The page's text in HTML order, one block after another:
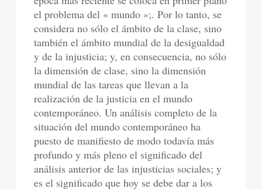
el problema del « mundo »;. Por lo tanto, se
considera no sólo el ámbito de la clase, sino
también el ámbito mundial de la desigualdad
y de la injusticia; y, en consecuencia, no sólo
la dimensión de clase, sino la dimensión
mundial de las tareas que llevan a la
realización de la justicia en el mundo
contemporáneo. Un análisis completo de la
situación del mundo contemporáneo ha
puesto de manifiesto de modo todavía más
profundo y más pleno el significado del
análisis anterior de las injusticias sociales; y
es el significado que hoy se debe dar a los